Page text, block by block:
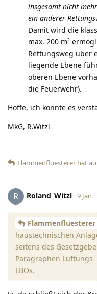
insgesamt nicht
ein anderer
Damit wird die
max. 200 m²
Rettungsweg über
liegende Ebene
oberen Ebene
die Feuerwehr).
Hoffe, ich konnte es
MkG, R.Witzl
Flammenfluesterer hat
R Roland_Witzl 9 Jan
Flammenfluesterer
haustechnischen
seitens des
Paragraphen
LBOs.